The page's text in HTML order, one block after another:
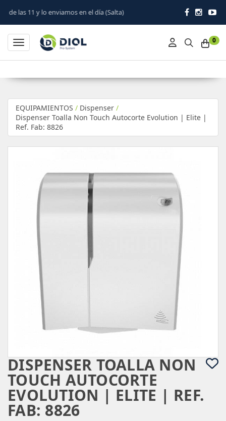
en el día (Salta)
0
Toggle navigation
EQUIPAMIENTOS / Dispenser /
Dispenser Toalla Non Touch Autocorte Evolution | Elite |
Ref. Fab: 8826
DISPENSER TOALLA NON
TOUCH AUTOCORTE
EVOLUTION | ELITE | REF.
FAB: 8826